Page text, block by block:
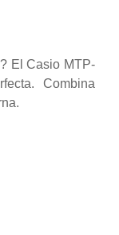
El Casio MTP-
Combina